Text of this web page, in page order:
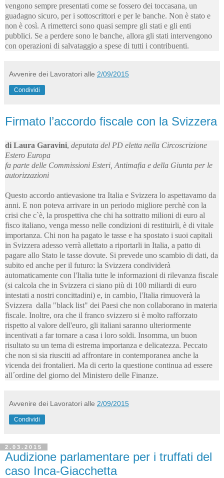
vengono sempre presentati come se fossero dei toccasana, un
guadagno sicuro, per i sottoscrittori e per le banche. Non è stato e
non è così. A rimetterci sono quasi sempre gli stati e gli enti
pubblici. Se a perdere sono le banche, allora gli stati intervengono
con operazioni di salvataggio a spese di tutti i contribuenti.
Avvenire dei Lavoratori alle 2/09/2015
Condividi
Firmato l’accordo fiscale con la Svizzera
di Laura Garavini, deputata del PD eletta nella Circoscrizione
Estero Europa
fa parte delle Commissioni Esteri, Antimafia e della Giunta per le
autorizzazioni
Questo accordo antievasione tra Italia e Svizzera lo aspettavamo da
anni. E non poteva arrivare in un periodo migliore perchè con la
crisi che c`è, la prospettiva che chi ha sottratto milioni di euro al
fisco italiano, venga messo nelle condizioni di restituirli, è di vitale
importanza. Chi non ha pagato le tasse e ha spostato i suoi capitali
in Svizzera adesso verrà allettato a riportarli in Italia, a patto di
pagare allo Stato le tasse dovute. Si prevede uno scambio di dati, da
subito ed anche per il futuro: la Svizzera condividerà
automaticamente con l'Italia tutte le informazioni di rilevanza fiscale
(si calcola che in Svizzera ci siano più di 100 miliardi di euro
intestati a nostri concittadini) e, in cambio, l'Italia rimuoverà la
Svizzera dalla "black list" dei Paesi che non collaborano in materia
fiscale. Inoltre, ora che il franco svizzero si è molto rafforzato
rispetto al valore dell'euro, gli italiani saranno ulteriormente
incentivati a far tornare a casa i loro soldi. Insomma, un buon
risultato su un tema di estrema importanza e delicatezza. Peccato
che non si sia riusciti ad affrontare in contemporanea anche la
vicenda dei frontalieri. Ma di certo la questione continua ad essere
all´ordine del giorno del Ministero delle Finanze.
Avvenire dei Lavoratori alle 2/09/2015
Condividi
2.03.2015
Audizione parlamentare per i truffati del
caso Inca-Giacchetta